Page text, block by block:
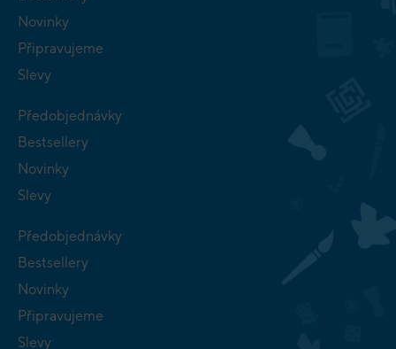
Novinky
Připravujeme
Slevy
Předobjednávky
Bestsellery
Novinky
Slevy
Předobjednávky
Bestsellery
Novinky
Připravujeme
Slevy